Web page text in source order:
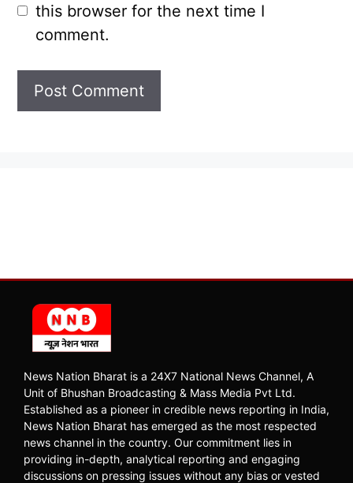
this browser for the next time I
comment.
News Nation Bharat is a 24X7 National News Channel, A
Unit of Bhushan Broadcasting & Mass Media Pvt Ltd.
Established as a pioneer in credible news reporting in India,
News Nation Bharat has emerged as the most respected
news channel in the country. Our commitment lies in
providing in-depth, analytical reporting and engaging
discussions on pressing issues without any bias or vested